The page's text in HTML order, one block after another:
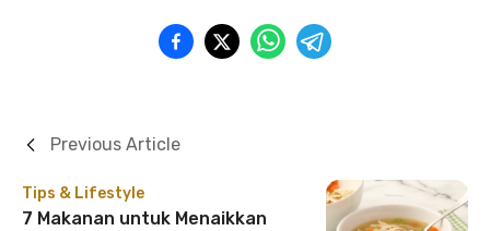
Tips & Lifestyle
7 Makanan untuk Menaikkan
Previous Article